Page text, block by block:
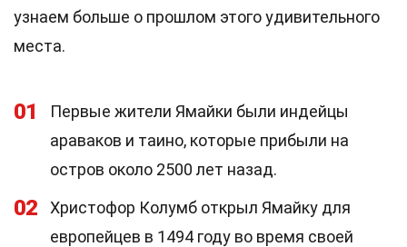
узнаем больше о прошлом этого удивительного
места.
01
Первые жители Ямайки были индейцы
араваков и таино, которые прибыли на
остров около 2500 лет назад.
02
Христофор Колумб открыл Ямайку для
европейцев в 1494 году во время своей